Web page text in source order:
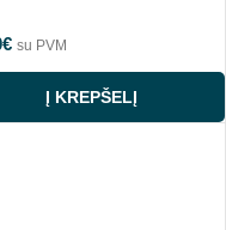
€ su PVM
Į KREPŠELĮ